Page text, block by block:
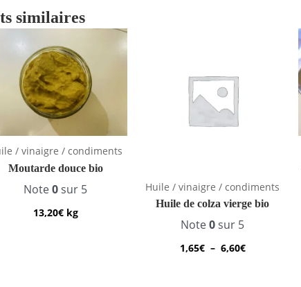
similaires
/ vinaigre / condiments
Moutarde douce bio
Note0sur 5
13,20€kg
Huile / vinaigre / condiments
Huile de colza vierge bio
Note0sur 5
1,65€ – 6,60€